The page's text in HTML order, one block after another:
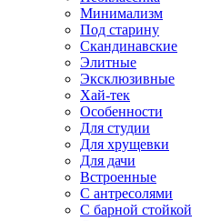
Минимализм
Под старину
Скандинавские
Элитные
Эксклюзивные
Хай-тек
Особенности
Для студии
Для хрущевки
Для дачи
Встроенные
С антресолями
С барной стойкой